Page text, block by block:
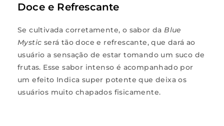
Doce e Refrescante
Se cultivada corretamente, o sabor da Blue
Mystic será tão doce e refrescante, que dará ao
usuário a sensação de estar tomando um suco de
frutas. Esse sabor intenso é acompanhado por
um efeito Indica super potente que deixa os
usuários muito chapados fisicamente.